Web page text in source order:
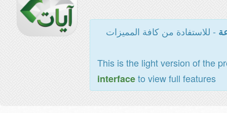
- للاستفادة من كافة المميزات
This is the light version of the
interfaceto view full features